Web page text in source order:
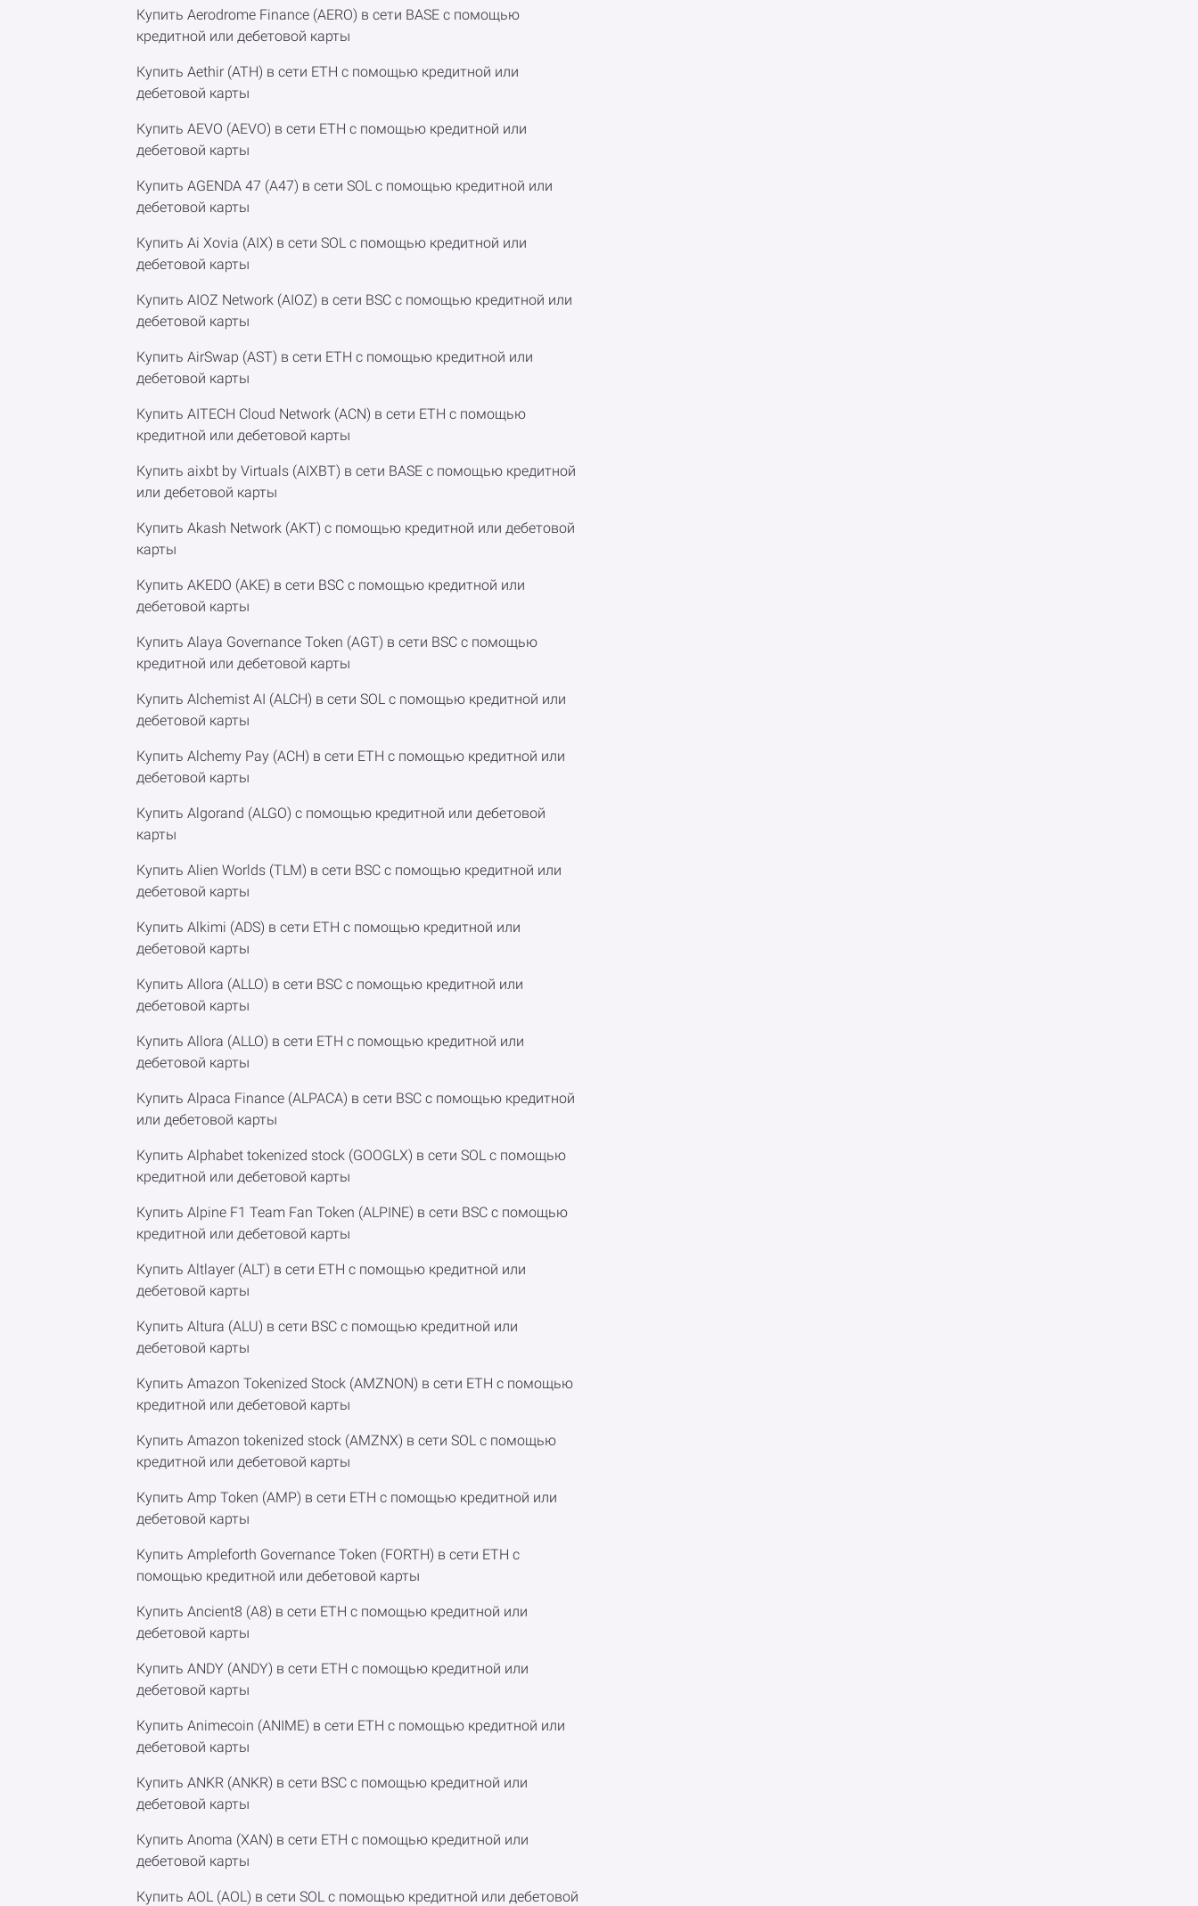
Купить Aerodrome Finance (AERO) в сети BASE с помощью
кредитной или дебетовой карты
Купить Aethir (ATH) в сети ETH с помощью кредитной или
дебетовой карты
Купить AEVO (AEVO) в сети ETH с помощью кредитной или
дебетовой карты
Купить AGENDA 47 (A47) в сети SOL с помощью кредитной или
дебетовой карты
Купить Ai Xovia (AIX) в сети SOL с помощью кредитной или
дебетовой карты
Купить AIOZ Network (AIOZ) в сети BSC с помощью кредитной или
дебетовой карты
Купить AirSwap (AST) в сети ETH с помощью кредитной или
дебетовой карты
Купить AITECH Cloud Network (ACN) в сети ETH с помощью
кредитной или дебетовой карты
Купить aixbt by Virtuals (AIXBT) в сети BASE с помощью кредитной
или дебетовой карты
Купить Akash Network (AKT) с помощью кредитной или дебетовой
карты
Купить AKEDO (AKE) в сети BSC с помощью кредитной или
дебетовой карты
Купить Alaya Governance Token (AGT) в сети BSC с помощью
кредитной или дебетовой карты
Купить Alchemist AI (ALCH) в сети SOL с помощью кредитной или
дебетовой карты
Купить Alchemy Pay (ACH) в сети ETH с помощью кредитной или
дебетовой карты
Купить Algorand (ALGO) с помощью кредитной или дебетовой
карты
Купить Alien Worlds (TLM) в сети BSC с помощью кредитной или
дебетовой карты
Купить Alkimi (ADS) в сети ETH с помощью кредитной или
дебетовой карты
Купить Allora (ALLO) в сети BSC с помощью кредитной или
дебетовой карты
Купить Allora (ALLO) в сети ETH с помощью кредитной или
дебетовой карты
Купить Alpaca Finance (ALPACA) в сети BSC с помощью кредитной
или дебетовой карты
Купить Alphabet tokenized stock (GOOGLX) в сети SOL с помощью
кредитной или дебетовой карты
Купить Alpine F1 Team Fan Token (ALPINE) в сети BSC с помощью
кредитной или дебетовой карты
Купить Altlayer (ALT) в сети ETH с помощью кредитной или
дебетовой карты
Купить Altura (ALU) в сети BSC с помощью кредитной или
дебетовой карты
Купить Amazon Tokenized Stock (AMZNON) в сети ETH с помощью
кредитной или дебетовой карты
Купить Amazon tokenized stock (AMZNX) в сети SOL с помощью
кредитной или дебетовой карты
Купить Amp Token (AMP) в сети ETH с помощью кредитной или
дебетовой карты
Купить Ampleforth Governance Token (FORTH) в сети ETH с
помощью кредитной или дебетовой карты
Купить Ancient8 (A8) в сети ETH с помощью кредитной или
дебетовой карты
Купить ANDY (ANDY) в сети ETH с помощью кредитной или
дебетовой карты
Купить Animecoin (ANIME) в сети ETH с помощью кредитной или
дебетовой карты
Купить ANKR (ANKR) в сети BSC с помощью кредитной или
дебетовой карты
Купить Anoma (XAN) в сети ETH с помощью кредитной или
дебетовой карты
Купить AOL (AOL) в сети SOL с помощью кредитной или дебетовой